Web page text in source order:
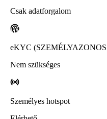
Csak adatforgalom
eKYC
Nem szükséges
Személyes hotspot